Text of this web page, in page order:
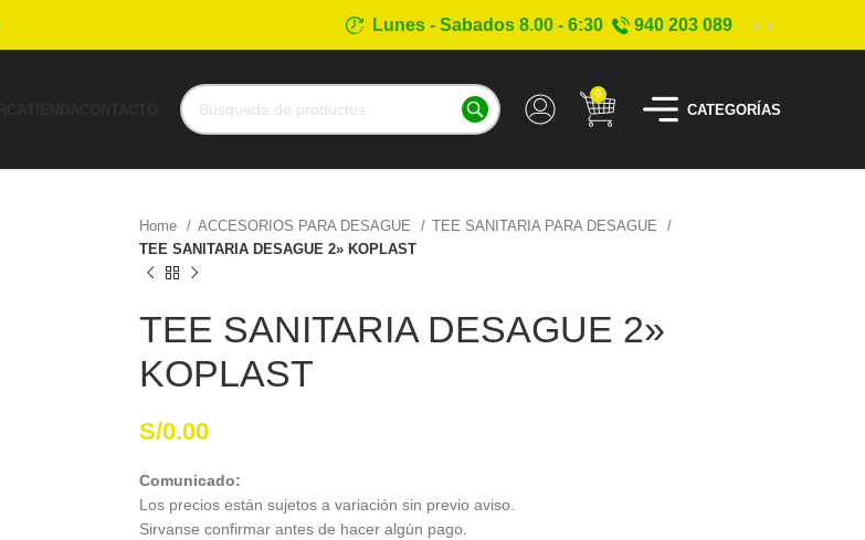
Lunes - Sabados 8.00 - 6:30 940 203 089
0
CATEGORÍAS
Home ACCESORIOS PARA DESAGUE
TEE SANITARIA PARA DESAGUE
TEE SANITARIA DESAGUE 2» KOPLAST
TEE SANITARIA DESAGUE 2»
KOPLAST
S/0.00
Comunicado:
Los precios están sujetos a variación sin previo aviso.
Sirvanse confirmar antes de hacer algún pago.